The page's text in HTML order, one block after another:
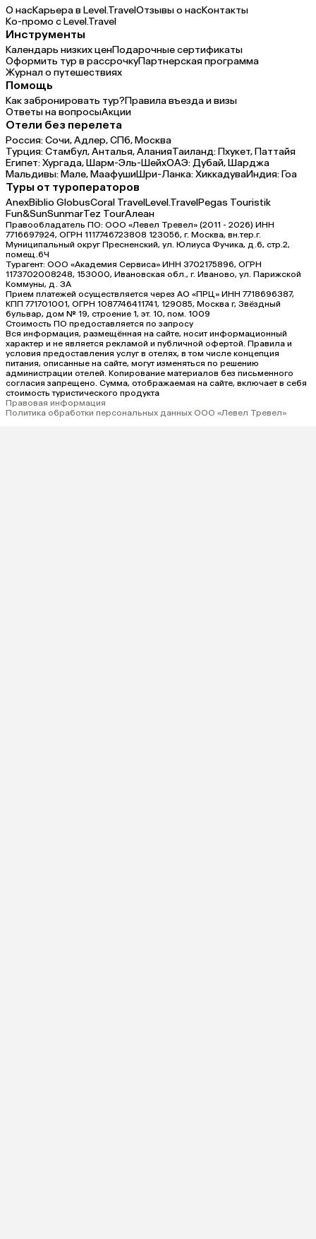
О насКарьера в Level.TravelОтзывы о насКонтакты
Ко-промо с Level.Travel
Инструменты
Календарь низких ценПодарочные сертификаты
Оформить тур в рассрочкуПартнерская программа
Журнал о путешествиях
Помощь
Как забронировать тур?Правила въезда и визы
Ответы на вопросыАкции
Отели без перелета
Россия:Сочи,Адлер,СПб,Москва
Турция:Стамбул,Анталья,АланияТаиланд:Пхукет,Паттайя
Египет:Хургада,Шарм-Эль-ШейхОАЭ:Дубай,Шарджа
Мальдивы:Мале,МаафушиШри-Ланка:ХиккадуваИндия:Гоа
Туры от туроператоров
AnexBiblio GlobusCoral TravelLevel.TravelPegas Touristik
Fun&SunSunmarTez TourАлеан
Правообладатель ПО: ООО «Левел Тревел» (2011 - 2026) ИНН
7716697924, ОГРН 1117746723808 123056, г. Москва, вн.тер.г.
Муниципальный округ Пресненский, ул. Юлиуса Фучика, д.6, стр.2,
помещ.6Ч
Турагент: ООО «Академия Сервиса» ИНН 3702175896, ОГРН
1173702008248, 153000, Ивановская обл., г. Иваново, ул. Парижской
Коммуны, д. ЗА
Прием платежей осуществляется через АО «ПРЦ» ИНН 7718696387,
КПП 771701001, ОГРН 1087746411741, 129085, Москва г, Звёздный
бульвар, дом № 19, строение 1, эт. 10, пом. 1009
Стоимость ПО предоставляется по запросу
Вся информация, размещённая на сайте, носит информационный
характер и не является рекламой и публичной офертой. Правила и
условия предоставления услуг в отелях, в том числе концепция
питания, описанные на сайте, могут изменяться по решению
администрации отелей. Копирование материалов без письменного
согласия запрещено. Сумма, отображаемая на сайте, включает в себя
стоимость туристического продукта
Правовая информация
Политика обработки персональных данных ООО «Левел Тревел»